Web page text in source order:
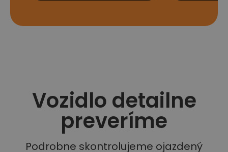
Vozidlo detailne
preveríme
Podrobne skontrolujeme ojazdený